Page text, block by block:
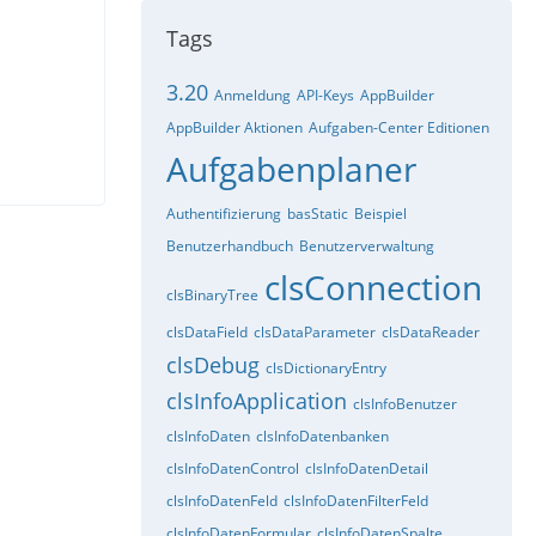
Tags
3.20 Anmeldung API-Keys AppBuilder
AppBuilder Aktionen Aufgaben-Center Editionen
Aufgabenplaner
Authentifizierung basStatic Beispiel
Benutzerhandbuch Benutzerverwaltung
clsBinaryTree clsConnection
clsDataField clsDataParameter clsDataReader
clsDebug clsDictionaryEntry
clsInfoApplication clsInfoBenutzer
clsInfoDaten clsInfoDatenbanken
clsInfoDatenControl clsInfoDatenDetail
clsInfoDatenFeld clsInfoDatenFilterFeld